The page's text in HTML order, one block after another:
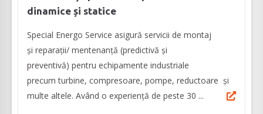
dinamice și statice
Special Energo Service asigură servicii de montaj
și reparații/ mentenanță (predictivă și
preventivă) pentru echipamente industriale
precum turbine, compresoare, pompe, reductoare și
multe altele. Având o experiență de peste 30 ...